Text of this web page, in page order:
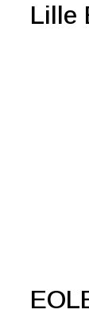
Lille